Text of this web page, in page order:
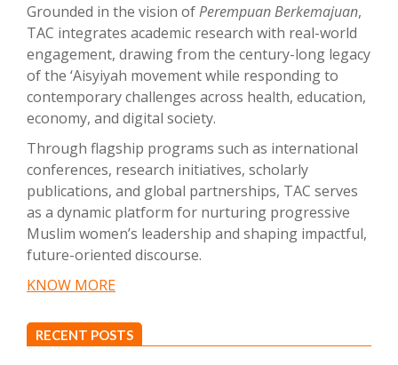
Grounded in the vision ofPerempuan Berkemajuan,
TAC integrates academic research with real-world
engagement, drawing from the century-long legacy
of the ‘Aisyiyah movement while responding to
contemporary challenges across health, education,
economy, and digital society.
Through flagship programs such as international
conferences, research initiatives, scholarly
publications, and global partnerships, TAC serves
as a dynamic platform for nurturing progressive
Muslim women’s leadership and shaping impactful,
future-oriented discourse.
KNOW MORE
RECENT POSTS